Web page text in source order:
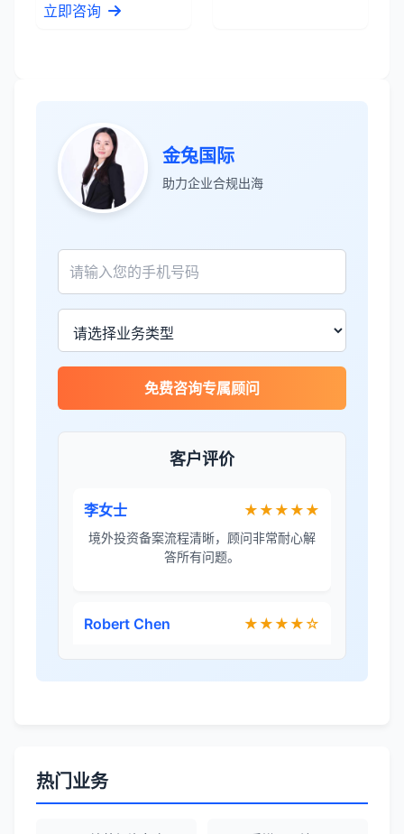
立即咨询
金兔国际
助力企业合规出海
免费咨询专属顾问
客户评价
James Wilson
金兔国际帮我们完成了泰国建厂的所有法
律手续，非常专业。
王总
团队协助。
境外投资备案流程清晰，顾问非常耐心解
答所有问题。
ODI备案服务专业，流程透明，值得信
Emma Zhang ★★★★★
热门业务